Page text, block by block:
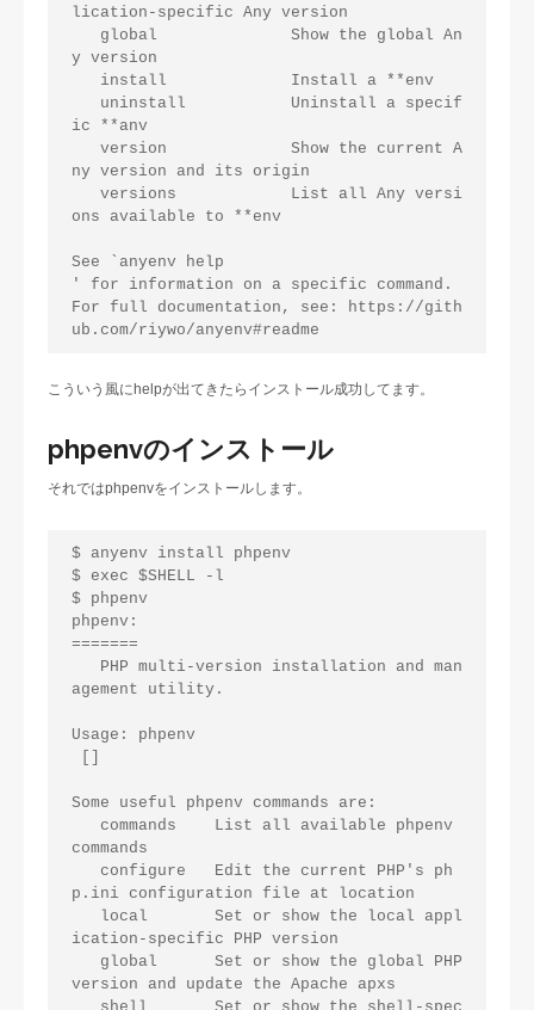
lication-specific Any version
y version
ic **anv
ny version and its origin
ons available to **env
See `anyenv help
' for information on a specific command.
For full documentation, see: https://gith
こういう風にhelpが出てきたらインストール成功してます。
phpenvのインストール
それではphpenvをインストールします。
$ anyenv install phpenv
$ exec $SHELL -l
$ phpenv
phpenv:
=======
agement utility.
Usage: phpenv
Some useful phpenv commands are:
commands
p.ini configuration file at location
ication-specific PHP version
version and update the Apache apxs